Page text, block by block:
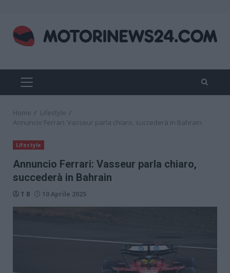
content
PRIMARY
MENU
Home
Lifestyle
Annuncio Ferrari: Vasseur parla chiaro, succederà in Bahrain
Lifestyle
Annuncio Ferrari: Vasseur parla chiaro,
succederà in Bahrain
T B 10 Aprile 2025